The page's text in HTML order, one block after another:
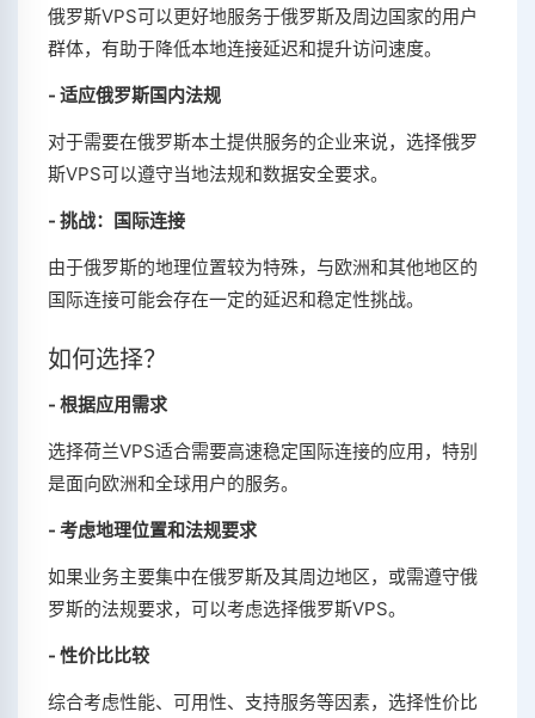
俄罗斯VPS可以更好地服务于俄罗斯及周边国家的用户
群体，有助于降低本地连接延迟和提升访问速度。
- 适应俄罗斯国内法规
对于需要在俄罗斯本土提供服务的企业来说，选择俄罗
斯VPS可以遵守当地法规和数据安全要求。
- 挑战：国际连接
由于俄罗斯的地理位置较为特殊，与欧洲和其他地区的
国际连接可能会存在一定的延迟和稳定性挑战。
如何选择？
- 根据应用需求
选择荷兰VPS适合需要高速稳定国际连接的应用，特别
是面向欧洲和全球用户的服务。
- 考虑地理位置和法规要求
如果业务主要集中在俄罗斯及其周边地区，或需遵守俄
罗斯的法规要求，可以考虑选择俄罗斯VPS。
- 性价比比较
综合考虑性能、可用性、支持服务等因素，选择性价比